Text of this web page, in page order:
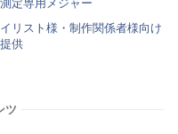
定専用メジャー
リスト様・制作関係者様向け
供
ツ